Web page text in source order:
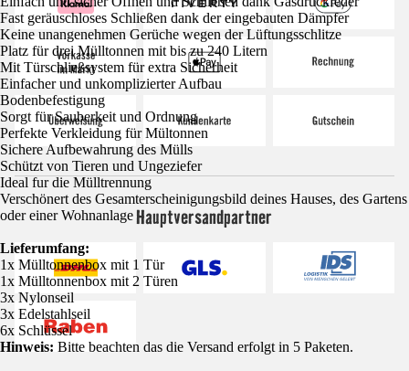
Fast geräuschloses Schließen dank der eingebauten Dämpfer
Keine unangenehmen Gerüche wegen der Lüftungsschlitze
Platz für drei Mülltonnen mit bis zu 240 Litern
Mit Türschließsystem für extra Sicherheit
Einfacher und unkomplizierter Aufbau
Bodenbefestigung
Sorgt für Sauberkeit und Ordnung
Perfekte Verkleidung für Mültonnen
Sichere Aufbewahrung des Mülls
Schützt von Tieren und Ungeziefer
Ideal fur die Mülltrennung
Verschönert des Gesamterscheinigungsbild deines Hauses, des Gartens
oder einer Wohnanlage
Lieferumfang:
1x Mülltonnenbox mit 1 Tür
1x Mülltonnenbox mit 2 Türen
3x Nylonseil
3x Edelstahlseil
6x Schlüssel
Hinweis: Bitte beachten das die Versand erfolgt in 5 Paketen.
Hauptversandpartner